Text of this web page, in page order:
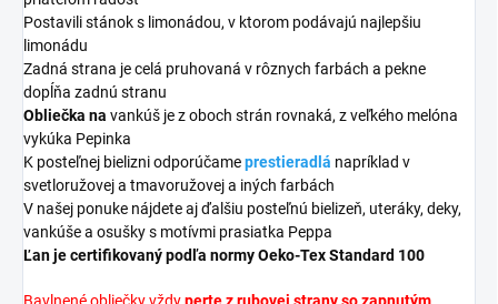
Postavili stánok s limonádou, v ktorom podávajú najlepšiu
limonádu
Zadná strana je celá pruhovaná v rôznych farbách a pekne
dopĺňa zadnú stranu
Obliečka na vankúš je z oboch strán rovnaká, z veľkého melóna
vykúka Pepinka
K posteľnej bielizni odporúčameprestieradlá napríklad v
svetloružovej a tmavoružovej a iných farbách
V našej ponuke nájdete aj ďalšiu posteľnú bielizeň, uteráky, deky,
vankúše a osušky s motívmi prasiatka Peppa
Ľan je certifikovaný podľa normy Oeko-Tex Standard 100